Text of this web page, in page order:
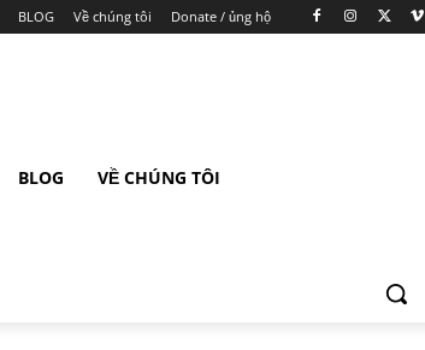
BLOG Về chúng tôi Donate / ủng hộ
BLOG VỀ CHÚNG TÔI